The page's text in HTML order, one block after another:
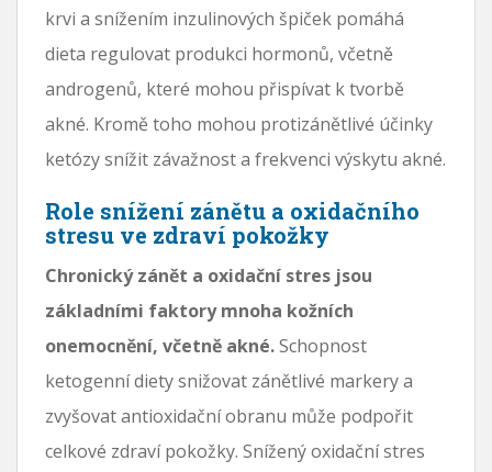
krvi a snížením inzulinových špiček pomáhá
dieta regulovat produkci hormonů, včetně
androgenů, které mohou přispívat k tvorbě
akné. Kromě toho mohou protizánětlivé účinky
ketózy snížit závažnost a frekvenci výskytu akné.
Role snížení zánětu a oxidačního
stresu ve zdraví pokožky
Chronický zánět a oxidační stres jsou
základními faktory mnoha kožních
onemocnění, včetně akné.Schopnost
ketogenní diety snižovat zánětlivé markery a
zvyšovat antioxidační obranu může podpořit
celkové zdraví pokožky. Snížený oxidační stres